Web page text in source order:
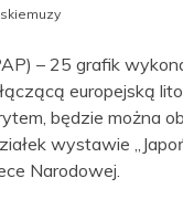
– 25 grafik
europejską
będzie można
wystawie
Narodowej.